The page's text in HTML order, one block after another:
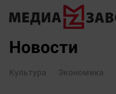
Новости
Экономика
Новости
Культура Экономика